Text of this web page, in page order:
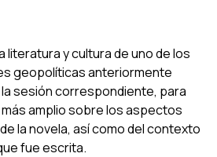
literatura y cultura de uno de los
geopolíticas anteriormente
sesión correspondiente, para
amplio sobre los aspectos
la novela, así como del contexto
fue escrita.